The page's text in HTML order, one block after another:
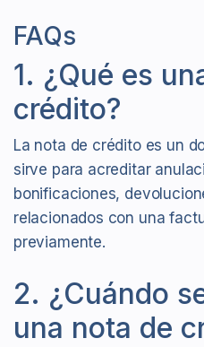
FAQs
1. ¿Qué es
crédito?
La nota de crédito es un
sirve para acreditar
bonificaciones,
relacionados con una
previamente.
2. ¿Cuándo
una nota de